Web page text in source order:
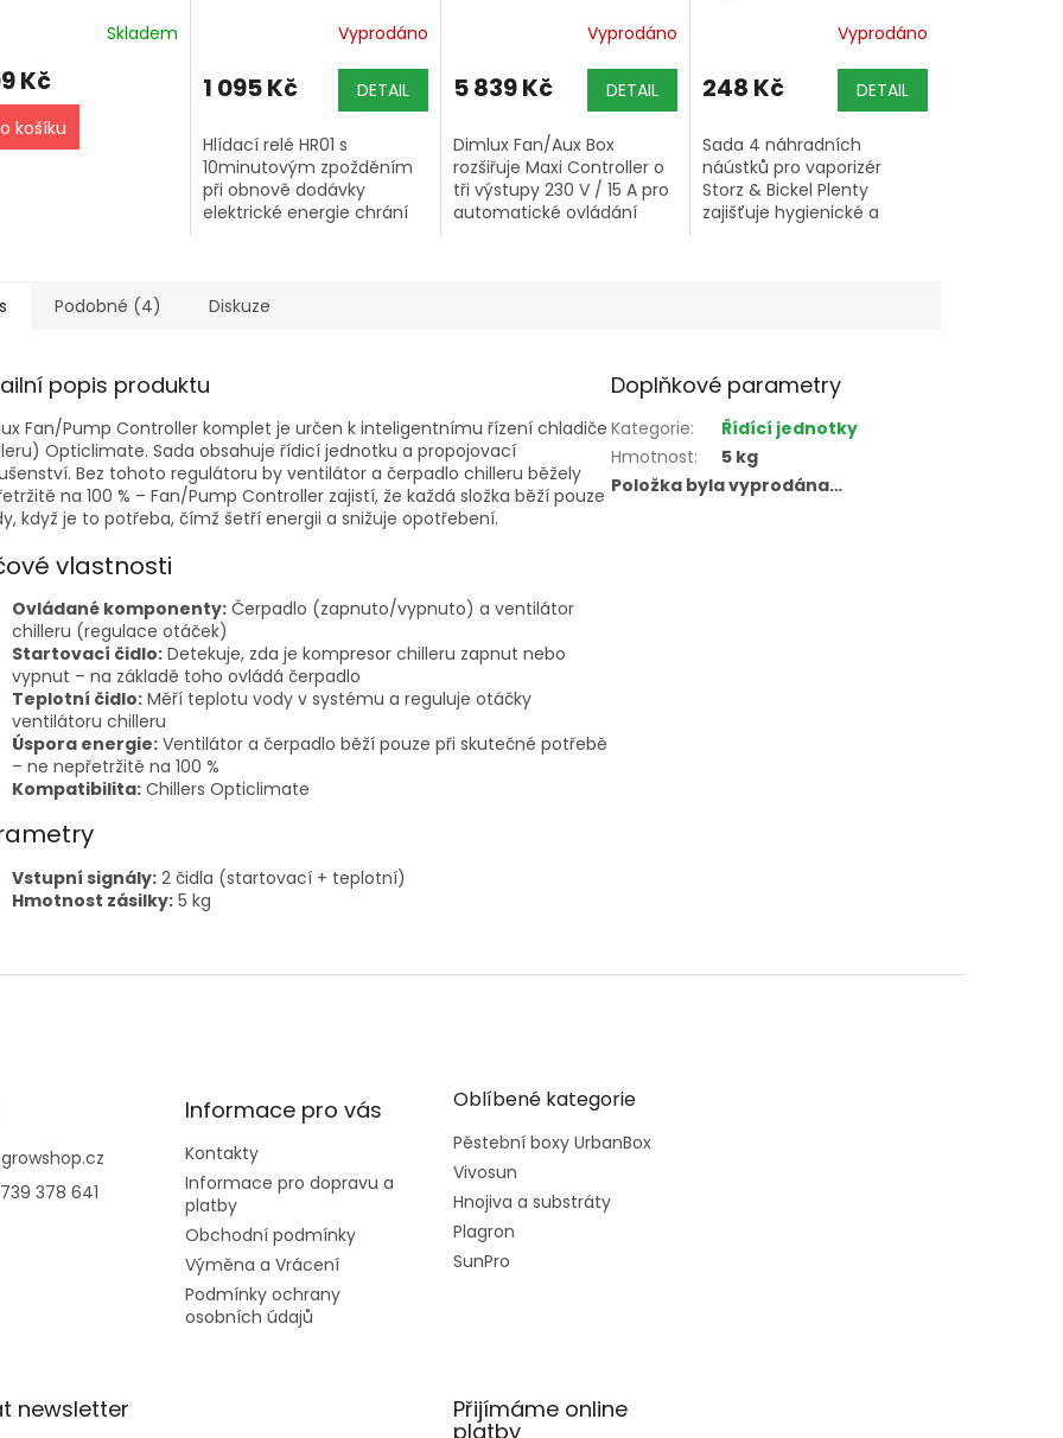
Skladem
Kč
košíku
Vyprodáno
1 095 Kč DETAIL
Hlídací relé HR01 s
10minutovým zpožděním
při obnově dodávky
elektrické energie chrání
proudu; maximální...
Vyprodáno
5 839 Kč DETAIL
Dimlux Fan/Aux Box
rozšiřuje Maxi Controller o
tři výstupy 230 V / 15 A pro
automatické ovládání
Vyprodáno
248 Kč DETAIL
Sada 4 náhradních
náústků pro vaporizér
Storz & Bickel Plenty
zajišťuje hygienické a
Podobné (4) Diskuze
popis produktu
Fan/Pump Controller komplet je určen k inteligentnímu řízení chladiče
Opticlimate. Sada obsahuje řídicí jednotku a propojovací
Bez tohoto regulátoru by ventilátor a čerpadlo chilleru běžely
na 100 % – Fan/Pump Controller zajistí, že každá složka běží pouze
když je to potřeba, čímž šetří energii a snižuje opotřebení.
vlastnosti
Ovládané komponenty: Čerpadlo (zapnuto/vypnuto) a ventilátor
chilleru (regulace otáček)
Startovací čidlo: Detekuje, zda je kompresor chilleru zapnut nebo
vypnut – na základě toho ovládá čerpadlo
Teplotní čidlo: Měří teplotu vody v systému a reguluje otáčky
ventilátoru chilleru
Úspora energie: Ventilátor a čerpadlo běží pouze při skutečné potřebě
– ne nepřetržitě na 100 %
Kompatibilita: Chillers Opticlimate
Vstupní signály: 2 čidla (startovací + teplotní)
Hmotnost zásilky: 5 kg
Doplňkové parametry
Kategorie:
Řídící jednotky
Hmotnost:
5 kg
Položka byla vyprodána…
growshop.cz
378 641
Informace pro vás
Kontakty
Informace pro dopravu a
platby
Obchodní podmínky
Výměna a Vrácení
Podmínky ochrany
osobních údajů
Oblíbené kategorie
Pěstební boxy UrbanBox
Vivosun
Hnojiva a substráty
Plagron
SunPro
newsletter Přijímáme online
platby